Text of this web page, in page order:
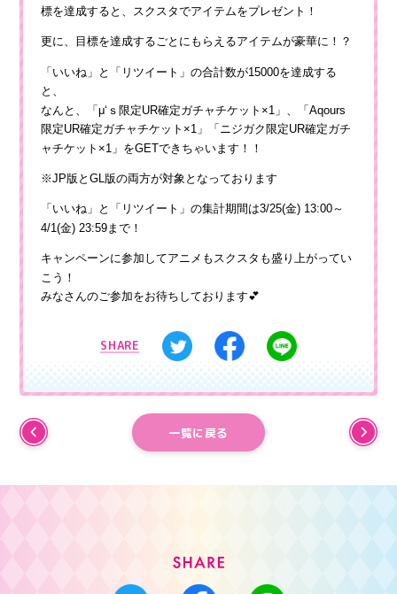
標を達成すると、スクスタでアイテムをプレゼント！
更に、目標を達成するごとにもらえるアイテムが豪華に！？
「いいね」と「リツイート」の合計数が15000を達成する
と、
なんと、「μ‘ｓ限定UR確定ガチャチケット×1」、「Aqours
限定UR確定ガチャチケット×1」「ニジガク限定UR確定ガチ
ャチケット×1」をGETできちゃいます！！
※JP版とGL版の両方が対象となっております
「いいね」と「リツイート」の集計期間は3/25(金) 13:00～
4/1(金) 23:59まで！
キャンペーンに参加してアニメもスクスタも盛り上がってい
こう！
みなさんのご参加をお待ちしております💕
SHARE
一覧に戻る